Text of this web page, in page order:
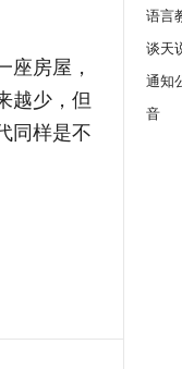
座房屋，
越少，但
同样是不
语言
谈天
通知
音